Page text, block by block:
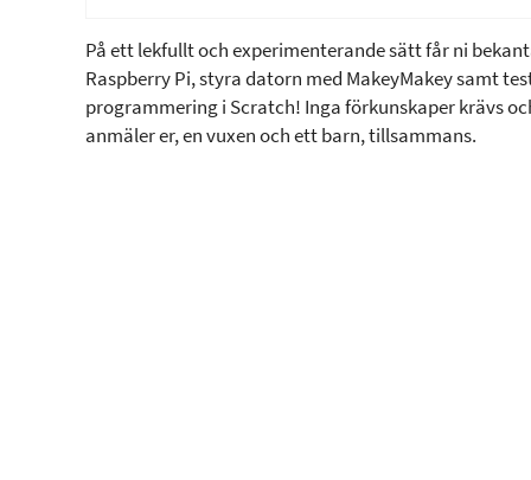
På ett lekfullt och experimenterande sätt får ni
Raspberry Pi, styra datorn med MakeyMakey samt
programmering i Scratch! Inga förkunskaper krävs
anmäler er, en vuxen och ett barn, tillsammans.